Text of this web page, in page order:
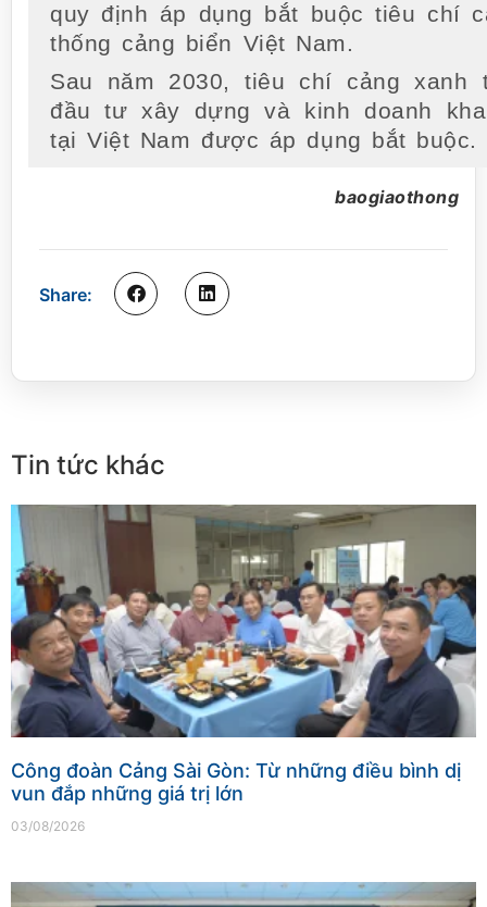
quy định áp dụng bắt buộc tiêu chí
thống cảng biển Việt Nam.
Sau năm 2030, tiêu chí cảng xanh
đầu tư xây dựng và kinh doanh
tại Việt Nam được áp dụng bắt buộc.
baogiaothong
Share:
Tin tức khác
Công đoàn Cảng Sài Gòn: Từ những điều bình dị
vun đắp những giá trị lớn
03/08/2026